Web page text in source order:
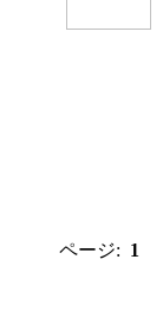
ページ: 1